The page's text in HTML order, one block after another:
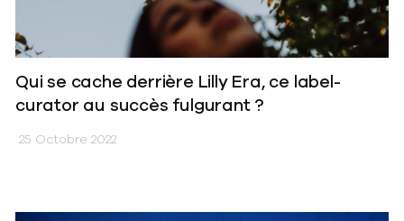
Qui se cache derrière Lilly Era, ce label-
curator au succès fulgurant ?
25 Octobre 2022